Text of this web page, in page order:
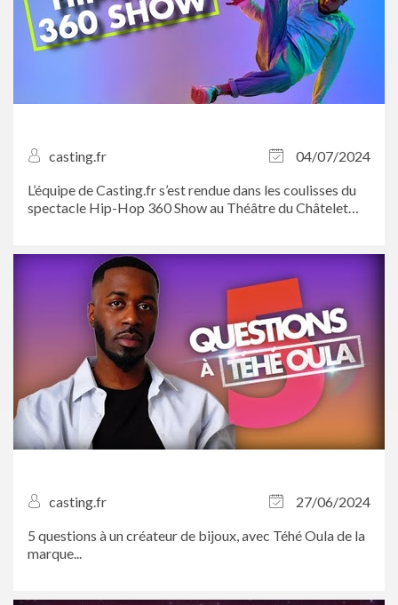
casting.fr
04/07/2024
L’équipe de Casting.fr s’est rendue dans les coulisses du
spectacle Hip-Hop 360 Show au Théâtre du Châtelet
Mairesse et rencontrer les...
casting.fr
27/06/2024
5 questions à un créateur de bijoux, avec Téhé Oula de la
marque...